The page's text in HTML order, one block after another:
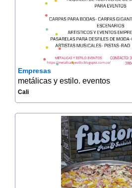
Empresas
metálicas y estilo. eventos
Cali